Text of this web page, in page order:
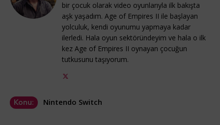
bir çocuk olarak video oyunlarıyla ilk bakışta
aşk yaşadım. Age of Empires II ile başlayan
yolculuk, kendi oyunumu yapmaya kadar
ilerledi. Hala oyun sektöründeyim ve hala o ilk
kez Age of Empires II oynayan çocuğun
tutkusunu taşıyorum.
Konu: Nintendo Switch